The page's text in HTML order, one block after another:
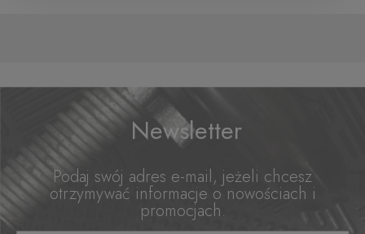
Newsletter
Podaj swój adres e-mail, jeżeli chcesz
otrzymywać informacje o nowościach i
promocjach.